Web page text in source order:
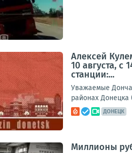
Алексей
10 августа,
станции:...
Уважаемые
районах Донецка
ДОНЕЦК
Миллионы